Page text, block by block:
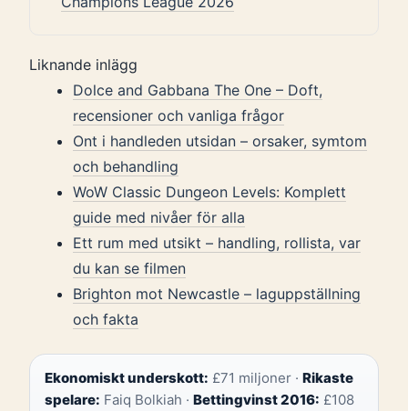
Liknande inlägg
Dolce and Gabbana The One – Doft,
recensioner och vanliga frågor
Ont i handleden utsidan – orsaker, symtom
och behandling
WoW Classic Dungeon Levels: Komplett
guide med nivåer för alla
Ett rum med utsikt – handling, rollista, var
du kan se filmen
Brighton mot Newcastle – laguppställning
och fakta
Ekonomiskt underskott: £71 miljoner · Rikaste
spelare: Faiq Bolkiah · Bettingvinst 2016: £108